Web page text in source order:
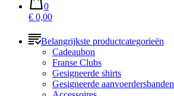
0
€ 0,00
Belangrijkste productcategorieën
Cadeaubon
Franse Clubs
Gesigneerde shirts
Gesigneerde aanvoerdersbanden